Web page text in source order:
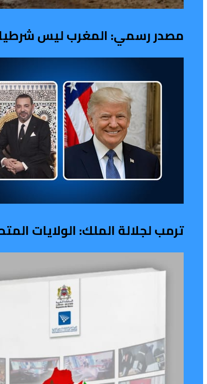
مصدر رسمي: المغرب ليس شرطيا
ترمب لجلالة الملك: الولايات